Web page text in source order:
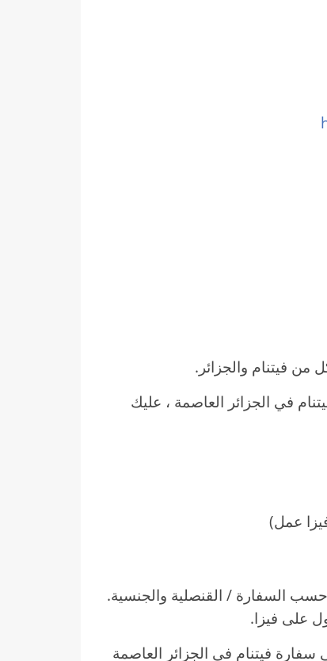
من فيتنام والجزائر.
في الجزائر العاصمة ، عليك
عمل)
السفارة / القنصلية والجنسية.
على فيزا.
فيتنام في الجزائر العاصمة